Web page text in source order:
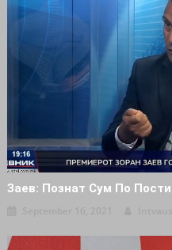
Заев: Познат Сум По